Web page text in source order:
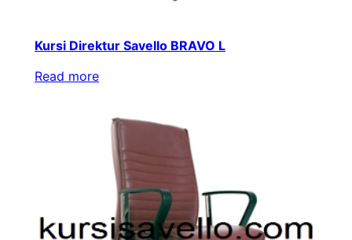
Kursi Direktur Savello BRAVO L
Read more